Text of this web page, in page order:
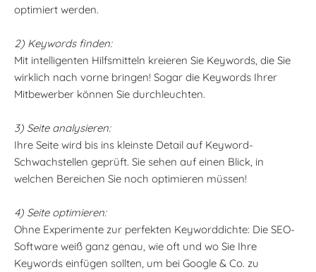
optimiert werden.
2) Keywords finden:
Mit intelligenten Hilfsmitteln kreieren Sie Keywords, die Sie
wirklich nach vorne bringen! Sogar die Keywords Ihrer
Mitbewerber können Sie durchleuchten.
3) Seite analysieren:
Ihre Seite wird bis ins kleinste Detail auf Keyword-
Schwachstellen geprüft. Sie sehen auf einen Blick, in
welchen Bereichen Sie noch optimieren müssen!
4) Seite optimieren:
Ohne Experimente zur perfekten Keyworddichte: Die SEO-
Software weiß ganz genau, wie oft und wo Sie Ihre
Keywords einfügen sollten, um bei Google & Co. zu